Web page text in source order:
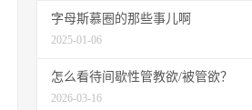
字母斯慕圈的那些事儿啊
2025-01-06
怎么看待间歇性管教欲/被管欲？
2026-03-16